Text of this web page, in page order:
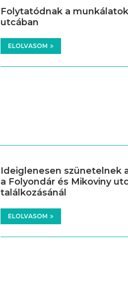
Folytatódnak a
utcában
ELOLVASOM
Ideiglenesen szünetelnek
a Folyondár és Mikoviny
találkozásánál
ELOLVASOM